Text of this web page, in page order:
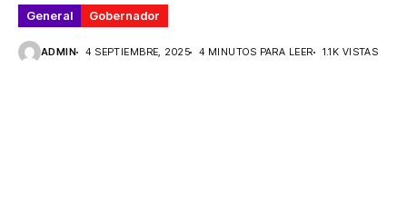
General Gobernador
ADMIN 4 SEPTIEMBRE, 2025 4 MINUTOS PARA LEER 1.1K VISTAS